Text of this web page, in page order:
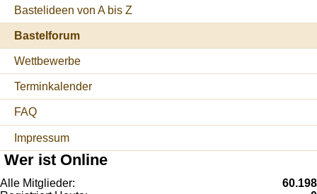
Bastelideen von A bis Z
Bastelforum
Wettbewerbe
Terminkalender
FAQ
Impressum
Wer ist Online
Alle Mitglieder:
60.198